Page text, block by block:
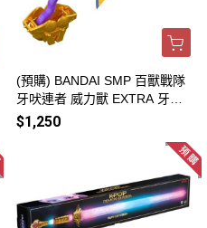
(預購) BANDAI SMP 百獸戰隊
牙吠連者 威力獸 EXTRA 牙吠
孔雀＆牙吠眼鏡蛇 20260906
$1,250